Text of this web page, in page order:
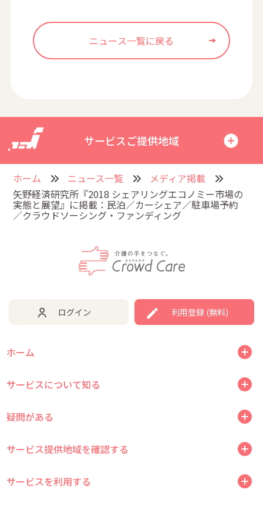
ニュース一覧に戻る
サービスご提供地域
ホーム ニュース一覧
メディア掲載
矢野経済研究所『2018 シェアリングエコノミー市場の
実態と展望』に掲載：民泊／カーシェア／駐車場予約
／クラウドソーシング・ファンディング
ログイン 利用登録 (無料)
ホーム
サービスについて知る
疑問がある
サービス提供地域を確認する
サービスを利用する